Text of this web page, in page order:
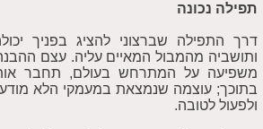
תפילה נכונה
דרך התפילה שברצוני להציג בפניך
ותושביה מהמבול המאיים עליה. עצם
משפיעה על המתרחש בעולם, תחבר
בתוכך; עוצמה שנמצאת במעמקי הלא
ולפעול לטובה.